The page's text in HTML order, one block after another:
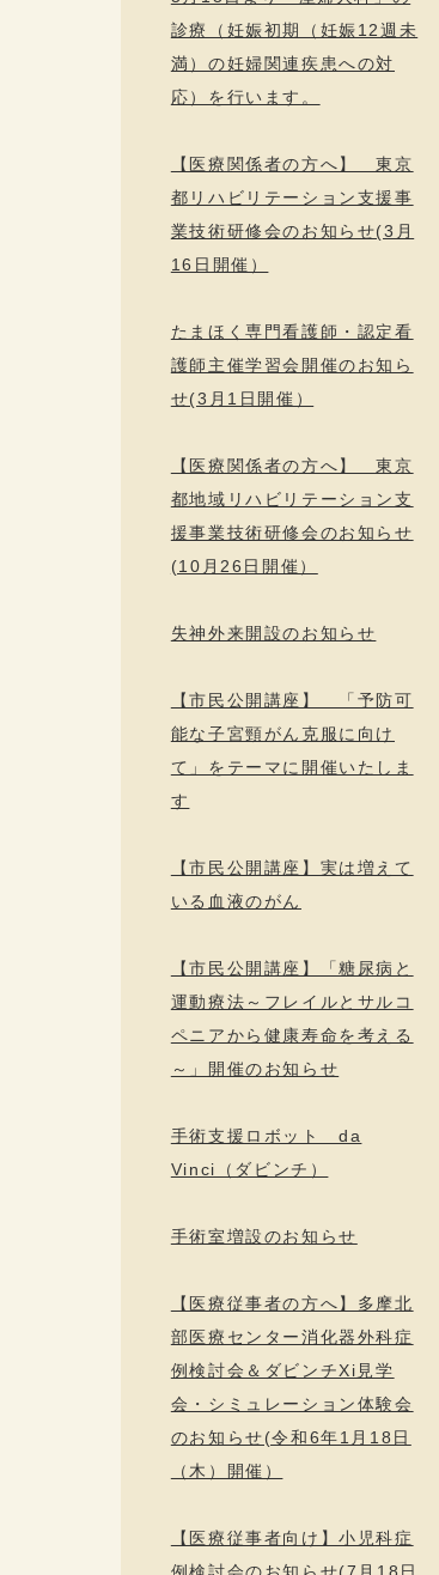
診療（妊娠初期（妊娠12週未
満）の妊婦関連疾患への対
応）を行います。
【医療関係者の方へ】 東京
都リハビリテーション支援事
業技術研修会のお知らせ(3月
16日開催）
たまほく専門看護師・認定看
護師主催学習会開催のお知ら
せ(3月1日開催）
【医療関係者の方へ】 東京
都地域リハビリテーション支
援事業技術研修会のお知らせ
(10月26日開催）
失神外来開設のお知らせ
【市民公開講座】 「予防可
能な子宮頸がん克服に向け
て」をテーマに開催いたしま
す
【市民公開講座】実は増えて
いる血液のがん
【市民公開講座】「糖尿病と
運動療法～フレイルとサルコ
ペニアから健康寿命を考える
～」開催のお知らせ
手術支援ロボット da
Vinci（ダビンチ）
手術室増設のお知らせ
【医療従事者の方へ】多摩北
部医療センター消化器外科症
例検討会＆ダビンチXi見学
会・シミュレーション体験会
のお知らせ(令和6年1月18日
（木）開催）
【医療従事者向け】小児科症